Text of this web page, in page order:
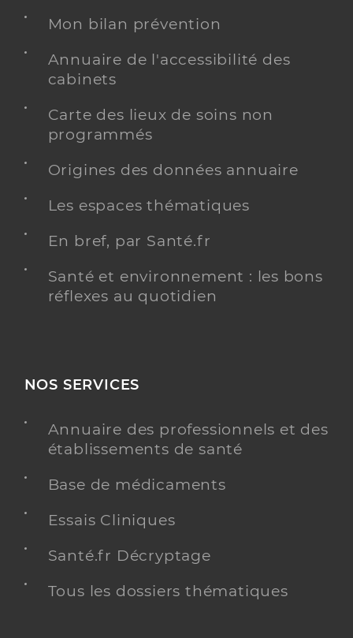
Mon bilan prévention
Annuaire de l'accessibilité des
cabinets
Carte des lieux de soins non
programmés
Origines des données annuaire
Les espaces thématiques
En bref, par Santé.fr
Santé et environnement : les bons
réflexes au quotidien
NOS SERVICES
Annuaire des professionnels et des
établissements de santé
Base de médicaments
Essais Cliniques
Santé.fr Décryptage
Tous les dossiers thématiques